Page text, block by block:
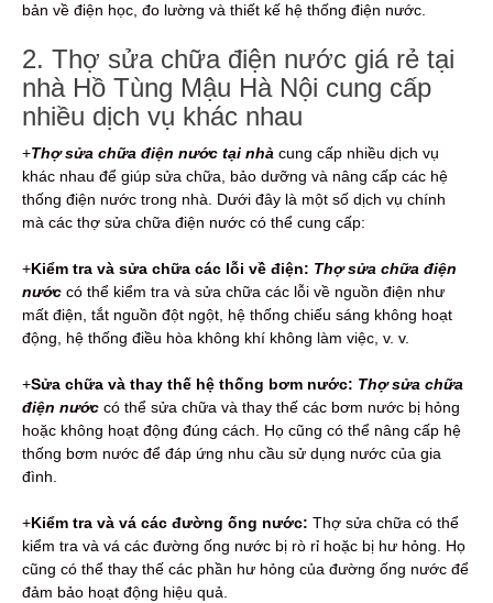
bản về điện học, đo lường và thiết kế hệ thống điện nước.
2. Thợ sửa chữa điện nước giá rẻ tại
nhà Hồ Tùng Mậu Hà Nội cung cấp
nhiều dịch vụ khác nhau
+Thợ sửa chữa điện nước tại nhà cung cấp nhiều dịch vụ
khác nhau để giúp sửa chữa, bảo dưỡng và nâng cấp các hệ
thống điện nước trong nhà. Dưới đây là một số dịch vụ chính
mà các thợ sửa chữa điện nước có thể cung cấp:
+Kiểm tra và sửa chữa các lỗi về điện: Thợ sửa chữa điện
nước có thể kiểm tra và sửa chữa các lỗi về nguồn điện như
mất điện, tắt nguồn đột ngột, hệ thống chiếu sáng không hoạt
động, hệ thống điều hòa không khí không làm việc, v. v.
+Sửa chữa và thay thế hệ thống bơm nước: Thợ sửa chữa
điện nước có thể sửa chữa và thay thế các bơm nước bị hỏng
hoặc không hoạt động đúng cách. Họ cũng có thể nâng cấp hệ
thống bơm nước để đáp ứng nhu cầu sử dụng nước của gia
đình.
+Kiểm tra và vá các đường ống nước: Thợ sửa chữa có thể
kiểm tra và vá các đường ống nước bị rò rỉ hoặc bị hư hỏng. Họ
cũng có thể thay thế các phần hư hỏng của đường ống nước để
đảm bảo hoạt động hiệu quả.